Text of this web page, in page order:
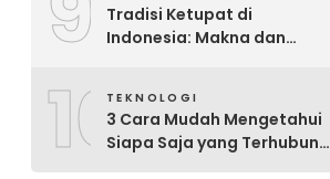
Tradisi Ketupat di
Indonesia: Makna dan
10TEKNOLOGI
3 Cara Mudah Mengetahui
Siapa Saja yang Terhubung